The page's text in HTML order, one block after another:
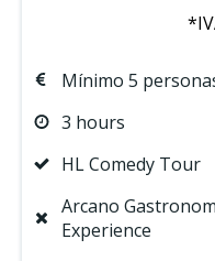
Mínimo 5
3 hours
HL Comedy Tour
Arcano
Experience